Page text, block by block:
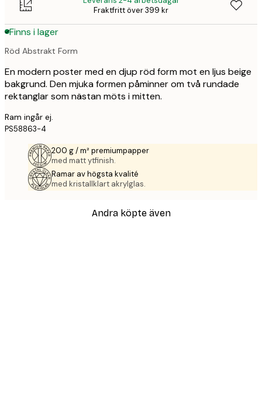
Fraktfritt över 399 kr
Finns i lager
Röd Abstrakt Form
En modern poster med en djup röd form mot en ljus beige
bakgrund. Den mjuka formen påminner om två rundade
rektanglar som nästan möts i mitten.
Ram ingår ej.
PS58863-4
200 g / m² premiumpapper
med matt ytfinish.
Ramar av högsta kvalité
med kristallklart akrylglas.
Andra köpte även